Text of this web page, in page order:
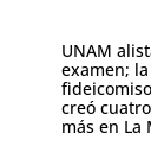
UNAM
examen;
creó
más en La